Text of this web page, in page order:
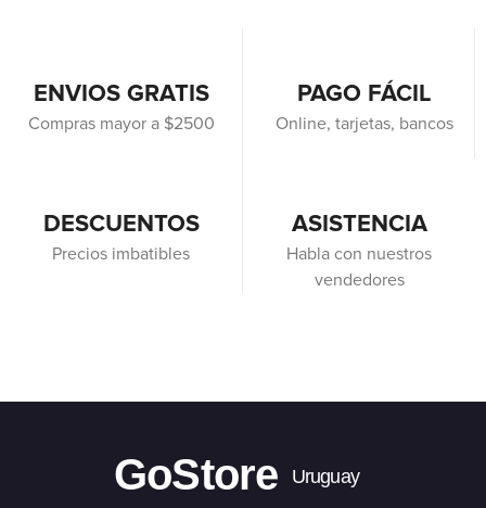
ENVIOS GRATIS
Compras mayor a $2500
PAGO FÁCIL
Online, tarjetas, bancos
DESCUENTOS
Precios imbatibles
ASISTENCIA
Habla con nuestros
vendedores
GoStore Uruguay